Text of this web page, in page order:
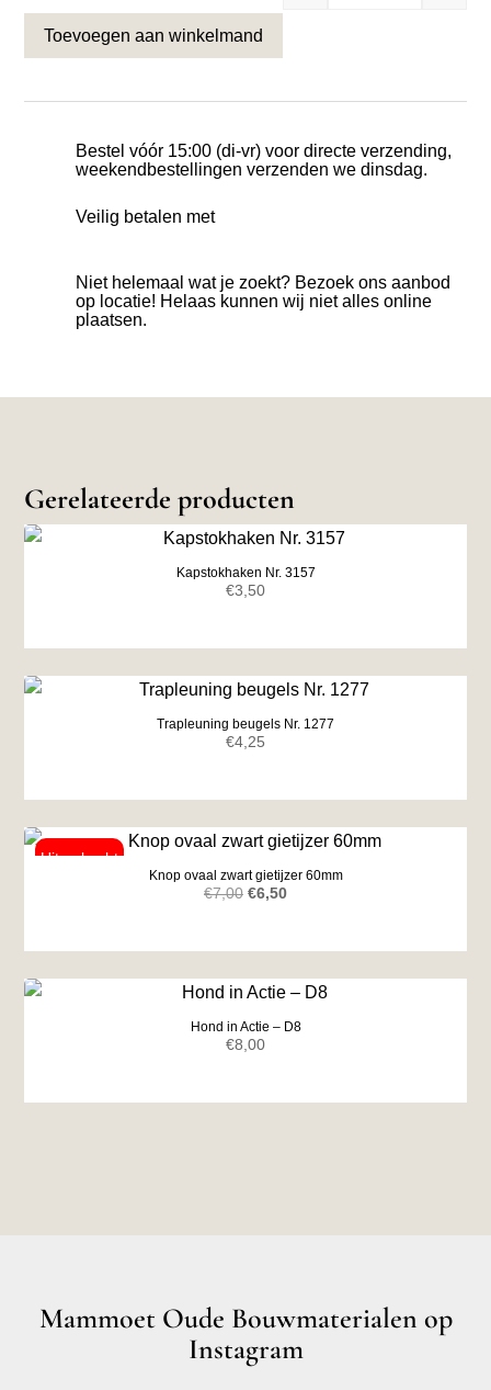
Toevoegen aan winkelmand
Bestel vóór 15:00 (di-vr) voor directe verzending,
weekendbestellingen verzenden we dinsdag.
Veilig betalen met
Niet helemaal wat je zoekt? Bezoek ons aanbod
op locatie! Helaas kunnen wij niet alles online
plaatsen.
Gerelateerde producten
Kapstokhaken Nr. 3157
€3,50
Trapleuning beugels Nr. 1277
€4,25
Knop ovaal zwart gietijzer 60mm
€7,00 Oorspronkelijke
was:
€7,00.
€6,50Huidige
is:
€6,50.
Hond in Actie – D8
€8,00
Mammoet Oude Bouwmaterialen op
Instagram